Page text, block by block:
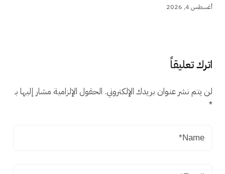
أغسطس 4, 2026
اترك تعليقاً
لن يتم نشر عنوان بريدك الإلكتروني. الحقول الإلزامية مشار إليها بـ
*